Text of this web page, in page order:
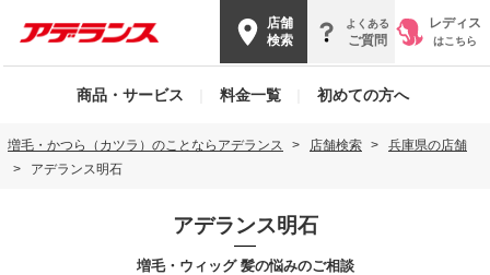
店舗
検索
よくある
ご質問
レディス
はこちら
商品・サービス 料金一覧 初めての方へ
増毛・かつら（カツラ）のことならアデランス 店舗検索
兵庫県の店舗
アデランス明石
アデランス明石
増毛・ウィッグ 髪の悩みのご相談